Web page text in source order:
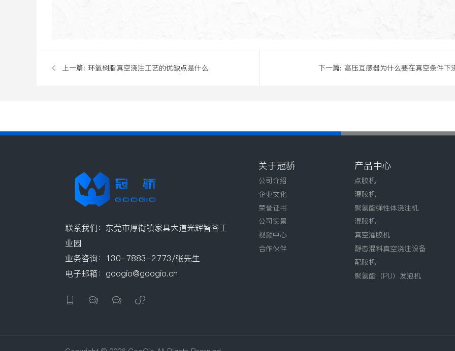
上一篇: 环氧树脂真空浇注工艺的优缺点是什么 下一篇: 高压互感器为什么要在真空条件下
联系我们：东莞市厚街镇家具大道光辉智谷工
业园
业务咨询：130-7883-2773/张先生
电子邮箱：googio@googio.cn
   
关于冠骄
公司介绍
企业文化
荣誉证书
公司实景
视频中心
合作伙伴
产品中心
点胶机
灌胶机
聚氨酯弹性体浇注机
混胶机
真空灌胶机
静态混料真空浇注设备
配胶机
聚氨酯（PU）发泡机